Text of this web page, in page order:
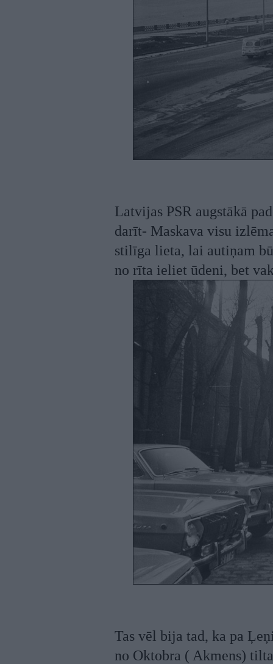
Latvijas PSR augstākā
darīt- Maskava visu
stilīga lieta, lai autiņam
no rīta ieliet ūdeni, bet
Tas vēl bija tad, ka pa
no Oktobra ( Akmens)